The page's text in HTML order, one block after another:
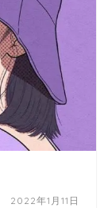
2022年1月11日